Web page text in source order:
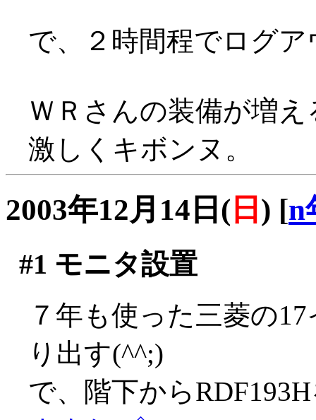
で、２時間程でログア
ＷＲさんの装備が増
激しくキボンヌ。
2003年12月14日( 日 ) [n
#1 モニタ設置
７年も使った三菱の
り出す(^^;)
で、階下から